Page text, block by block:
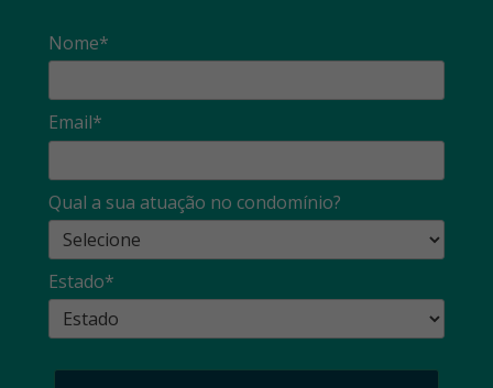
Nome*
Email*
Qual a sua atuação no condomínio?
Estado*